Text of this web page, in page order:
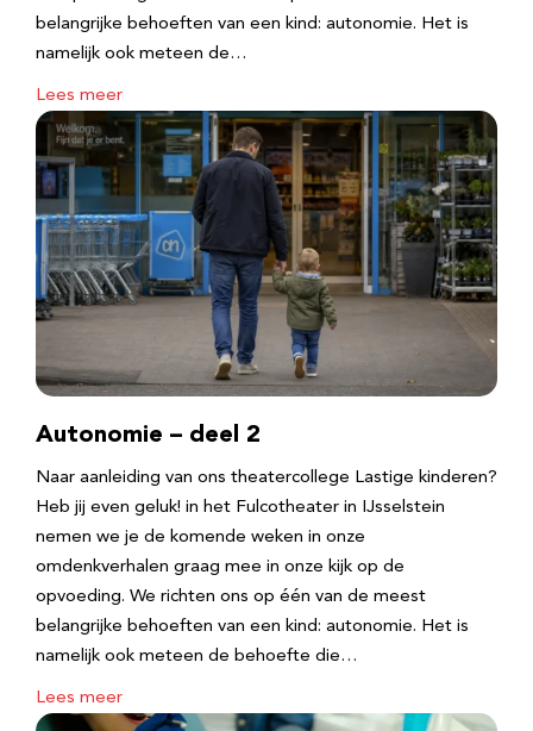
belangrijke behoeften van een kind: autonomie. Het is
namelijk ook meteen de…
Lees meer
Autonomie – deel 2
Naar aanleiding van ons theatercollege Lastige kinderen?
Heb jij even geluk! in het Fulcotheater in IJsselstein
nemen we je de komende weken in onze
omdenkverhalen graag mee in onze kijk op de
opvoeding. We richten ons op één van de meest
belangrijke behoeften van een kind: autonomie. Het is
namelijk ook meteen de behoefte die…
Lees meer